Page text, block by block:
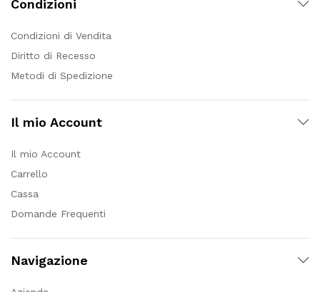
Condizioni
Condizioni di Vendita
Diritto di Recesso
Metodi di Spedizione
Il mio Account
Il mio Account
Carrello
Cassa
Domande Frequenti
Navigazione